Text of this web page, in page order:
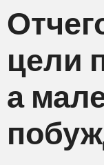
цели
а